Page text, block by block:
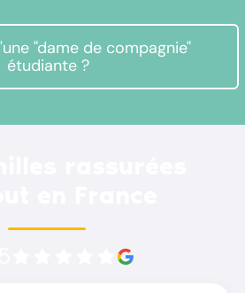
"dame de compagnie"
étudiante ?